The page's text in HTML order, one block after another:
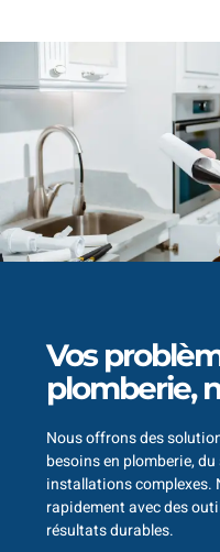
Vos
plomberie,
Nous offrons des
besoins en plomberie,
installations complexes.
rapidement avec des
résultats durables.